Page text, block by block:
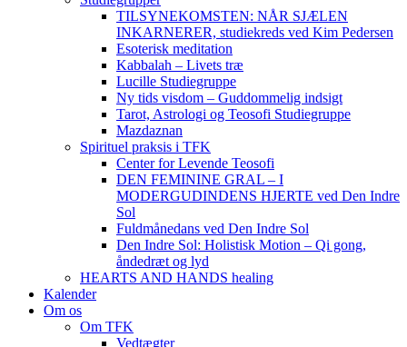
TILSYNEKOMSTEN: NÅR SJÆLEN
INKARNERER, studiekreds ved Kim Pedersen
Esoterisk meditation
Kabbalah – Livets træ
Lucille Studiegruppe
Ny tids visdom – Guddommelig indsigt
Tarot, Astrologi og Teosofi Studiegruppe
Mazdaznan
Spirituel praksis i TFK
Center for Levende Teosofi
DEN FEMININE GRAL – I
MODERGUDINDENS HJERTE ved Den Indre
Sol
Fuldmånedans ved Den Indre Sol
Den Indre Sol: Holistisk Motion – Qi gong,
åndedræt og lyd
HEARTS AND HANDS healing
Kalender
Om os
Om TFK
Vedtægter